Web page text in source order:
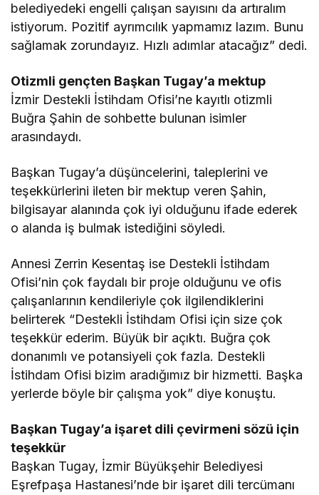
belediyedeki engelli çalışan sayısını da artıralım
istiyorum. Pozitif ayrımcılık yapmamız lazım. Bunu
sağlamak zorundayız. Hızlı adımlar atacağız” dedi.
Otizmli gençten Başkan Tugay’a mektup
İzmir Destekli İstihdam Ofisi’ne kayıtlı otizmli
Buğra Şahin de sohbette bulunan isimler
arasındaydı.
Başkan Tugay’a düşüncelerini, taleplerini ve
teşekkürlerini ileten bir mektup veren Şahin,
bilgisayar alanında çok iyi olduğunu ifade ederek
o alanda iş bulmak istediğini söyledi.
Annesi Zerrin Kesentaş ise Destekli İstihdam
Ofisi’nin çok faydalı bir proje olduğunu ve ofis
çalışanlarının kendileriyle çok ilgilendiklerini
belirterek “Destekli İstihdam Ofisi için size çok
teşekkür ederim. Büyük bir açıktı. Buğra çok
donanımlı ve potansiyeli çok fazla. Destekli
İstihdam Ofisi bizim aradığımız bir hizmetti. Başka
yerlerde böyle bir çalışma yok” diye konuştu.
Başkan Tugay’a işaret dili çevirmeni sözü için
teşekkür
Başkan Tugay, İzmir Büyükşehir Belediyesi
Eşrefpaşa Hastanesi’nde bir işaret dili tercümanı